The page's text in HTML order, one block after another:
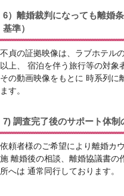
6）離婚裁判になっても離婚
基準）
不貞の証拠映像は、ラブホテル
以上、 宿泊を伴う旅行等の対象
その動画映像をもとに 時系列に
ます。
7) 調査完了後のサポート体制
依頼者様のご希望により離婚カ
施 離婚後の相談、離婚協議書の
所へは 通常同行しております。